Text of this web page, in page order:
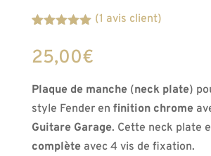
sur 5
basé sur
(1 avis client)
25,00€
Plaque de manche(neck plate)
style Fender en finition chrome
Guitare Garage. Cette neck plate
complèteavec 4 vis de fixation.